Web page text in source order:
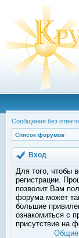
Сообщения без
Список форумов
Вход
Для того, чтобы
регистрации.
позволит Вам
форума может
большие
ознакомиться с
присутствие на
Общие